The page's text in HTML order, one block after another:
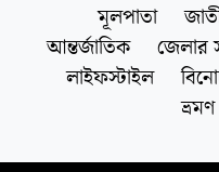
মূলপাতা
আন্তর্জাতিক
জেলার
লাইফস্টাইল
ভ্রমণ